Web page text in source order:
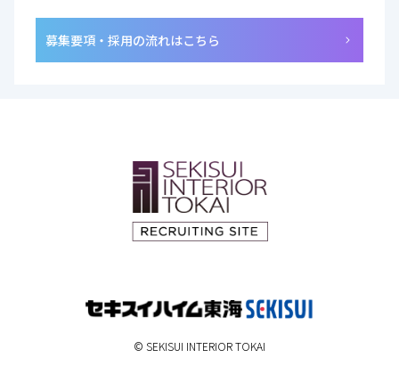
募集要項・採用の流れはこちら
© SEKISUI INTERIOR TOKAI